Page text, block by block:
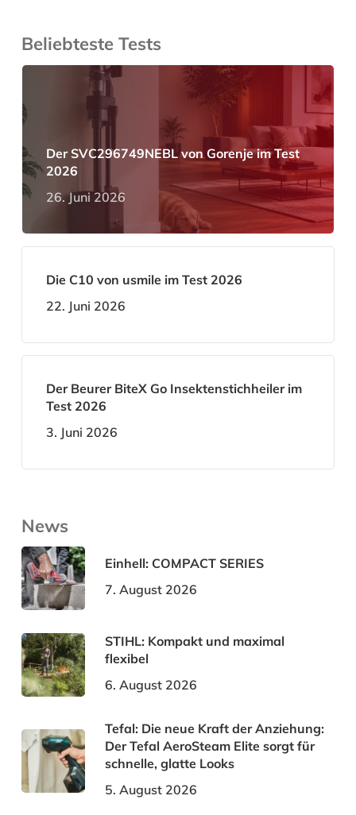
Beliebteste Tests
Der SVC296749NEBL von Gorenje im Test
2026
26. Juni 2026
Die C10 von usmile im Test 2026
22. Juni 2026
Der Beurer BiteX Go Insektenstichheiler im
Test 2026
3. Juni 2026
News
Einhell: COMPACT SERIES
7. August 2026
STIHL: Kompakt und maximal
flexibel
6. August 2026
Tefal: Die neue Kraft der Anziehung:
Der Tefal AeroSteam Elite sorgt für
schnelle, glatte Looks
5. August 2026